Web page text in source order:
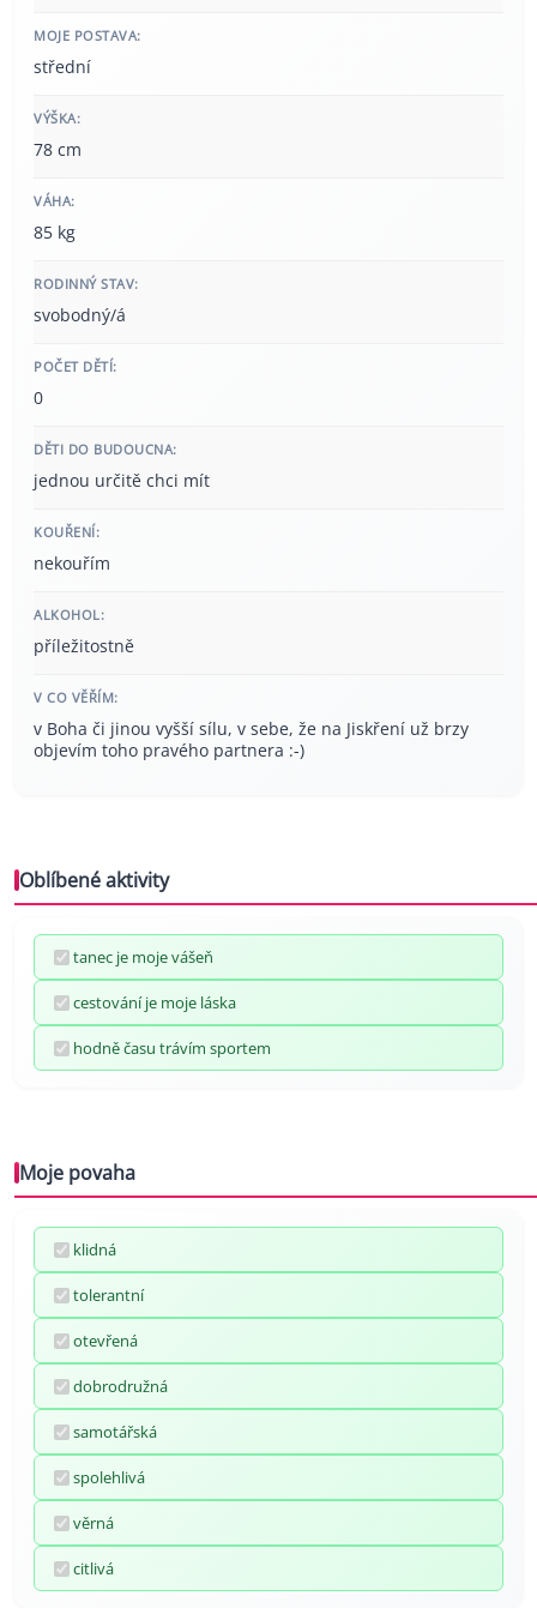
MOJE POSTAVA:
střední
VÝŠKA:
78 cm
VÁHA:
85 kg
RODINNÝ STAV:
svobodný/á
POČET DĚTÍ:
0
DĚTI DO BUDOUCNA:
jednou určitě chci mít
KOUŘENÍ:
nekouřím
ALKOHOL:
příležitostně
V CO VĚŘÍM:
v Boha či jinou vyšší sílu, v sebe, že na Jiskření už brzy
objevím toho pravého partnera :-)
Oblíbené aktivity
tanec je moje vášeň
cestování je moje láska
hodně času trávím sportem
Moje povaha
klidná
tolerantní
otevřená
dobrodružná
samotářská
spolehlivá
věrná
citlivá